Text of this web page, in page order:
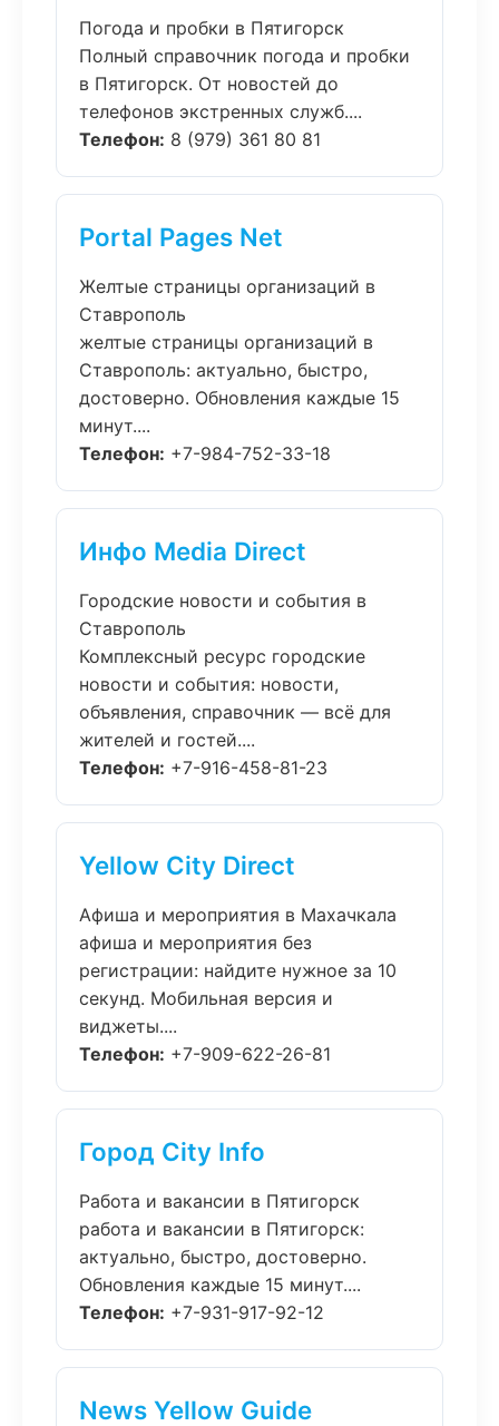
Погода и пробки в Пятигорск
Полный справочник погода и пробки
в Пятигорск. От новостей до
телефонов экстренных служб....
Телефон: 8 (979) 361 80 81
Portal Pages Net
Желтые страницы организаций в
Ставрополь
желтые страницы организаций в
Ставрополь: актуально, быстро,
достоверно. Обновления каждые 15
минут....
Телефон: +7-984-752-33-18
Инфо Media Direct
Городские новости и события в
Ставрополь
Комплексный ресурс городские
новости и события: новости,
объявления, справочник — всё для
жителей и гостей....
Телефон: +7-916-458-81-23
Yellow City Direct
Афиша и мероприятия в Махачкала
афиша и мероприятия без
регистрации: найдите нужное за 10
секунд. Мобильная версия и
виджеты....
Телефон: +7-909-622-26-81
Город City Info
Работа и вакансии в Пятигорск
работа и вакансии в Пятигорск:
актуально, быстро, достоверно.
Обновления каждые 15 минут....
Телефон: +7-931-917-92-12
News Yellow Guide